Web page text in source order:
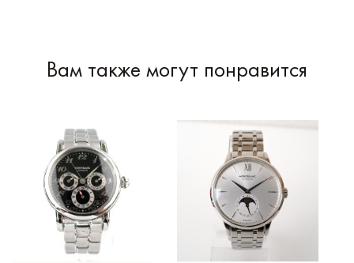
Вам также могут понравится